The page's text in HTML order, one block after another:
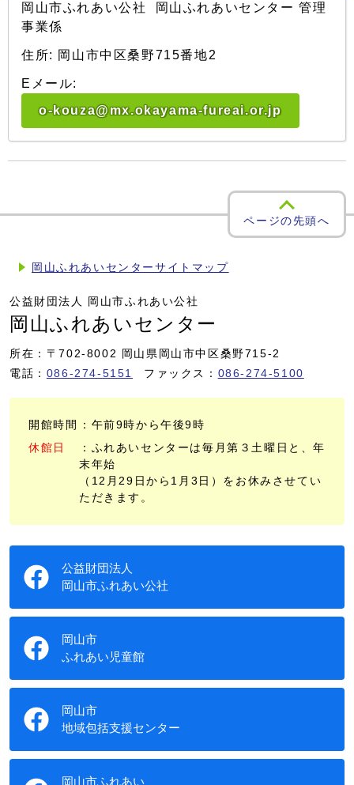
岡山市ふれあい公社 岡山ふれあいセンター 管理
事業係
住所: 岡山市中区桑野715番地2
Eメール:
o-kouza@mx.okayama-fureai.or.jp
ページの先頭へ
岡山ふれあいセンターサイトマップ
公益財団法人 岡山市ふれあい公社
岡山ふれあいセンター
所在：〒702-8002 岡山県岡山市中区桑野715-2
電話： 086-274-5151 ファックス： 086-274-5100
開館時間
：午前9時から午後9時
休館日
：ふれあいセンターは毎月第３土曜日と、年
末年始
（12月29日から1月3日）をお休みさせてい
ただきます。
公益財団法人
岡山市ふれあい公社
岡山市
ふれあい児童館
岡山市
地域包括支援センター
岡山市ふれあい